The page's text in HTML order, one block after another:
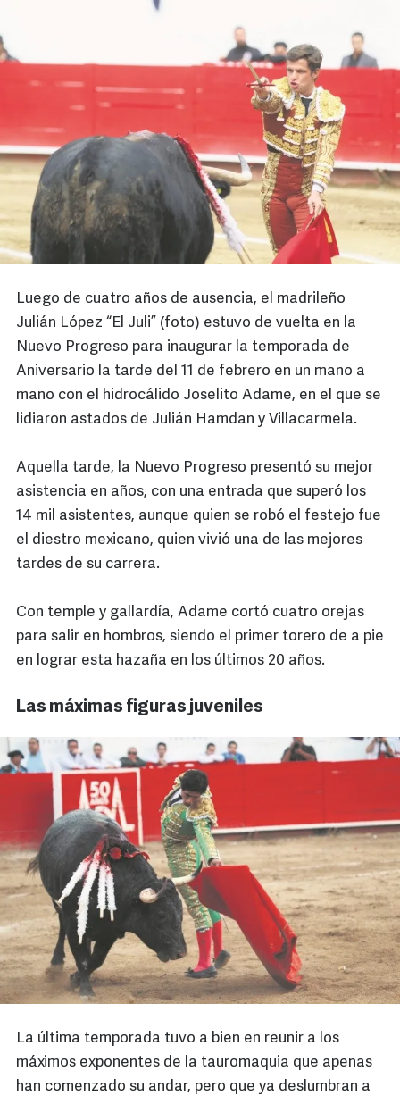
Luego de cuatro años de ausencia, el madrileño
Julián López “El Juli” (foto) estuvo de vuelta en la
Nuevo Progreso para inaugurar la temporada de
Aniversario la tarde del 11 de febrero en un mano a
mano con el hidrocálido Joselito Adame, en el que se
lidiaron astados de Julián Hamdan y Villacarmela.
Aquella tarde, la Nuevo Progreso presentó su mejor
asistencia en años, con una entrada que superó los
14 mil asistentes, aunque quien se robó el festejo fue
el diestro mexicano, quien vivió una de las mejores
tardes de su carrera.
Con temple y gallardía, Adame cortó cuatro orejas
para salir en hombros, siendo el primer torero de a pie
en lograr esta hazaña en los últimos 20 años.
Las máximas figuras juveniles
La última temporada tuvo a bien en reunir a los
máximos exponentes de la tauromaquia que apenas
han comenzado su andar, pero que ya deslumbran a